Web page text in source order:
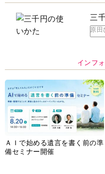
三
原田
インフ
ＡＩで始める遺言を書く前の準
備セミナー開催